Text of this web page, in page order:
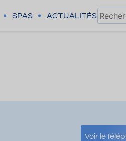
SPAS ACTUALITÉS
Voir le